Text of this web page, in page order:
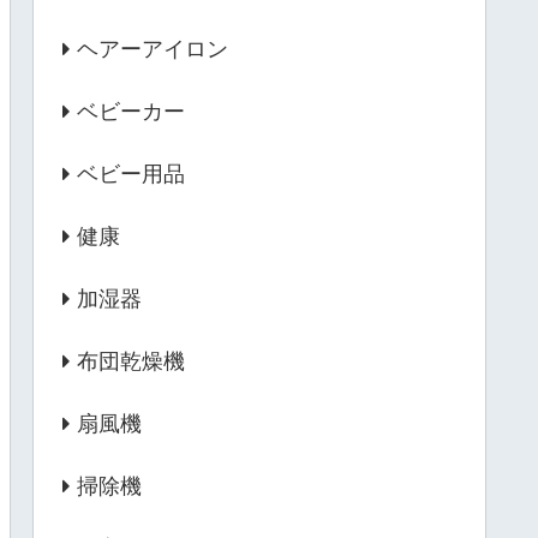
ヘアーアイロン
ベビーカー
ベビー用品
健康
加湿器
布団乾燥機
扇風機
掃除機